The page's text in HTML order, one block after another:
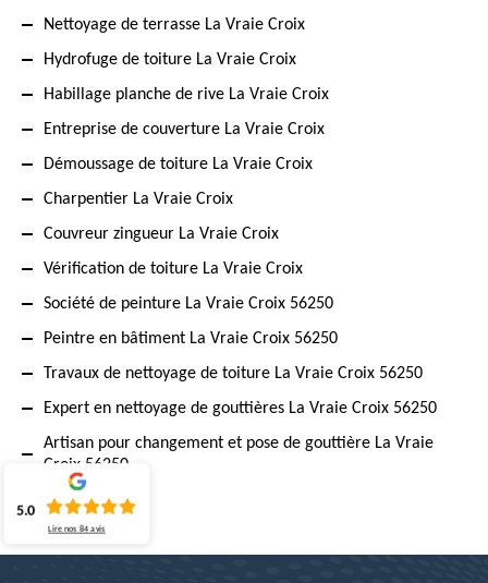
Nettoyage de terrasse La Vraie Croix
Hydrofuge de toiture La Vraie Croix
Habillage planche de rive La Vraie Croix
Entreprise de couverture La Vraie Croix
Démoussage de toiture La Vraie Croix
Charpentier La Vraie Croix
Couvreur zingueur La Vraie Croix
Vérification de toiture La Vraie Croix
Société de peinture La Vraie Croix 56250
Peintre en bâtiment La Vraie Croix 56250
Travaux de nettoyage de toiture La Vraie Croix 56250
Expert en nettoyage de gouttières La Vraie Croix 56250
Artisan pour changement et pose de gouttière La Vraie
Croix 56250
5.0
Lire nos84 avis